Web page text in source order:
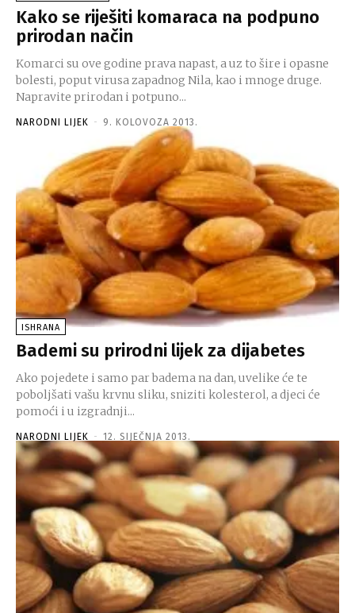
Kako se riješiti komaraca na podpuno
prirodan način
Komarci su ove godine prava napast, a uz to šire i opasne
bolesti, poput virusa zapadnog Nila, kao i mnoge druge.
Napravite prirodan i potpuno...
NARODNI LIJEK - 9. KOLOVOZA 2013.
ISHRANA
Bademi su prirodni lijek za dijabetes
Ako pojedete i samo par badema na dan, uvelike će te
poboljšati vašu krvnu sliku, sniziti kolesterol, a djeci će
pomoći i u izgradnji...
NARODNI LIJEK - 12. SIJEČNJA 2013.